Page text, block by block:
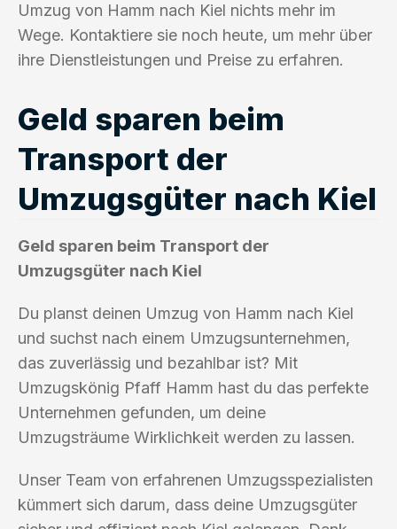
Umzug von Hamm nach Kiel nichts mehr im
Wege. Kontaktiere sie noch heute, um mehr über
ihre Dienstleistungen und Preise zu erfahren.
Geld sparen beim
Transport der
Umzugsgüter nach Kiel
Geld sparen beim Transport der
Umzugsgüter nach Kiel
Du planst deinen Umzug von Hamm nach Kiel
und suchst nach einem Umzugsunternehmen,
das zuverlässig und bezahlbar ist? Mit
Umzugskönig Pfaff Hamm hast du das perfekte
Unternehmen gefunden, um deine
Umzugsträume Wirklichkeit werden zu lassen.
Unser Team von erfahrenen Umzugsspezialisten
kümmert sich darum, dass deine Umzugsgüter